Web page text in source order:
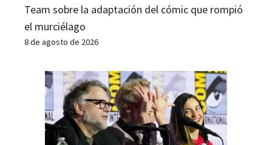
Team sobre la adaptación del cómic que rompió
el murciélago
8 de agosto de 2026